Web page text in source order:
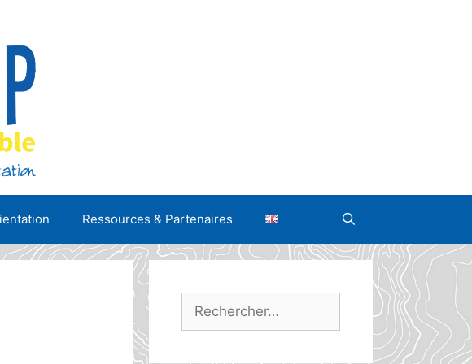
Ressources & Partenaires
Rechercher :